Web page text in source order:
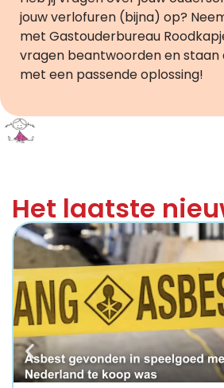
jouw verlofuren (bijna) op?
met Gastouderbureau
vragen beantwoorden en staan
met een passende oplossing!
Het laatste